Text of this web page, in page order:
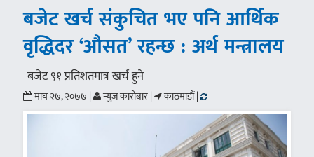
बजेट खर्च संकुचित भए पनि आर्थिक
वृद्धिदर ‘औसत’ रहन्छ : अर्थ मन्त्रालय
बजेट ९१ प्रतिशतमात्र खर्च हुने
माघ २७, २०७७ | न्युज कारोबार | काठमाडौं |